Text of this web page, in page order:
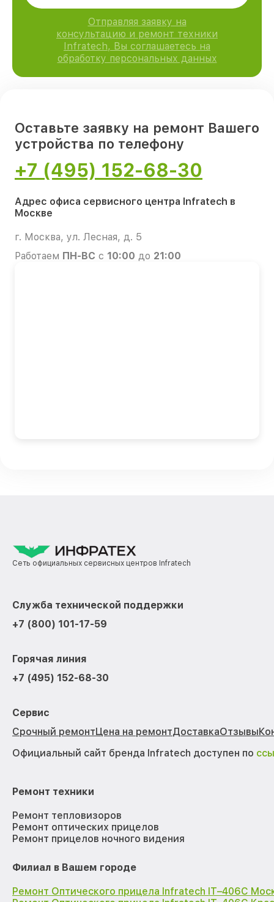
Отправляя заявку на
консультацию и ремонт техники
Infratech, Вы соглашаетесь на
обработку персональных данных
Оставьте заявку на ремонт Вашего
устройства по телефону
+7 (495) 152-68-30
Адрес офиса сервисного центра Infratech в
Москве
г. Москва, ул. Лесная, д. 5
Работаем ПН-ВС с 10:00 до 21:00
Сеть официальных сервисных центров Infratech
Служба технической поддержки
+7 (800) 101-17-59
Горячая линия
+7 (495) 152-68-30
Сервис
Срочный ремонтЦена на ремонтДоставкаОтзывы
Официальный сайт бренда Infratech доступен по
Ремонт техники
Ремонт тепловизоров
Ремонт оптических прицелов
Ремонт прицелов ночного видения
Филиал в Вашем городе
Ремонт Оптического прицела Infratech IT–406С